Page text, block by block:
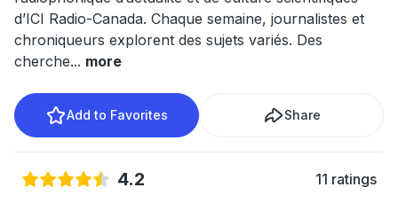
d’ICI Radio-Canada. Chaque semaine, journalistes et
chroniqueurs explorent des sujets variés. Des
cherche... more
Add to Favorites Share
4.2 11 ratings